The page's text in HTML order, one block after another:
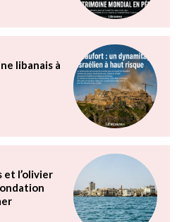
libanais à
l’olivier